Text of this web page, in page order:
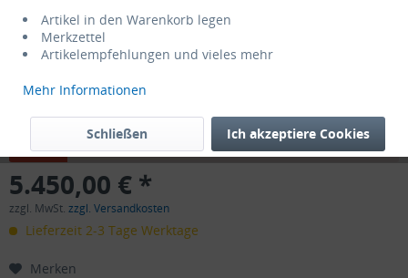
Dieser Artikel steht derzeit nicht zur Verfügung!
5.450,00 € *
zzgl. MwSt. zzgl. Versandkosten
Lieferzeit 2-3 Tage Werktage
Merken
Artikel in den Warenkorb legen
Merkzettel
Artikelempfehlungen und vieles mehr
Mehr Informationen
Ich akzeptiere Cookies
Schließen